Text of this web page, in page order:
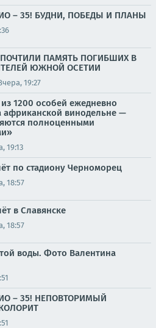
– 35! БУДНИ, ПОБЕДЫ И ПЛАНЫ
ПАМЯТЬ ПОГИБШИХ В
ЮЖНОЙ ОСЕТИИ
19:27
1200 особей ежедневно
африканской винодельне —
полноценными
19:13
по стадиону Черноморец
18:57
в Славянске
18:57
воды. Фото Валентина
– 35! НЕПОВТОРИМЫЙ